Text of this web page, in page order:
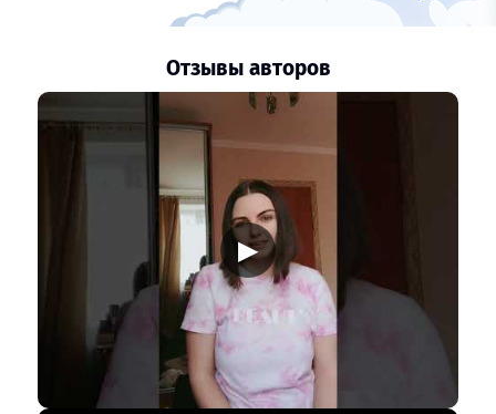
Отзывы авторов
▶